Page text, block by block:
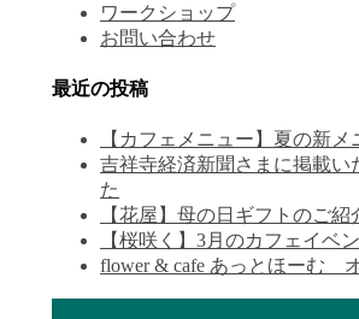
ワークショップ
お問い合わせ
最近の投稿
【カフェメニュー】夏の新メ
吉祥寺経済新聞さまに掲載い
た
【花屋】母の日ギフトのご紹
【桜咲く】3月のカフェイベ
flower & cafe あっとほーむ